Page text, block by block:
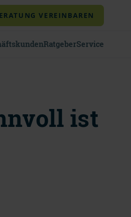
VEREINBAREN
RatgeberService
ist